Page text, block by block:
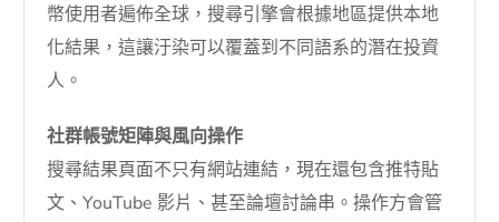
幣使用者遍佈全球，搜尋引擎會根據地區提供本地
化結果，這讓汙染可以覆蓋到不同語系的潛在投資
人。
社群帳號矩陣與風向操作
搜尋結果頁面不只有網站連結，現在還包含推特貼
文、YouTube 影片、甚至論壇討論串。操作方會管